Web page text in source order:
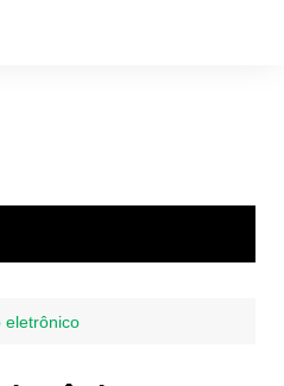
eletrônico